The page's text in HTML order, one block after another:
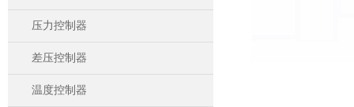
压力控制器
差压控制器
温度控制器